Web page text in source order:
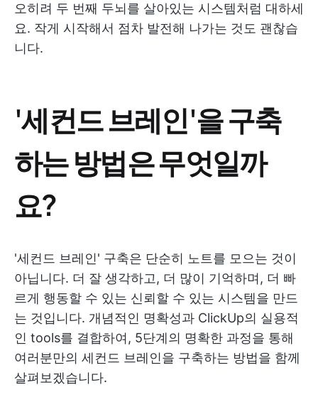
오히려 두 번째 두뇌를 살아있는 시스템처럼 대하세
요. 작게 시작해서 점차 발전해 나가는 것도 괜찮습
니다.
'세컨드 브레인'을 구축
하는 방법은 무엇일까
요?
'세컨드 브레인' 구축은 단순히 노트를 모으는 것이
아닙니다. 더 잘 생각하고, 더 많이 기억하며, 더 빠
르게 행동할 수 있는 신뢰할 수 있는 시스템을 만드
는 것입니다. 개념적인 명확성과 ClickUp의 실용적
인 tools를 결합하여, 5단계의 명확한 과정을 통해
여러분만의 세컨드 브레인을 구축하는 방법을 함께
살펴보겠습니다.